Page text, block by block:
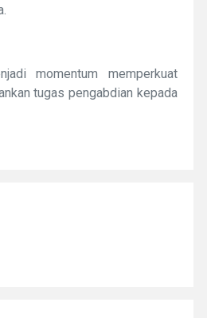
momentum memperkuat
tugas pengabdian kepada